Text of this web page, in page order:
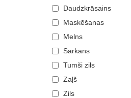
Daudzkrāsains
Maskēšanas
Melns
Sarkans
Tumši zils
Zaļš
Zils